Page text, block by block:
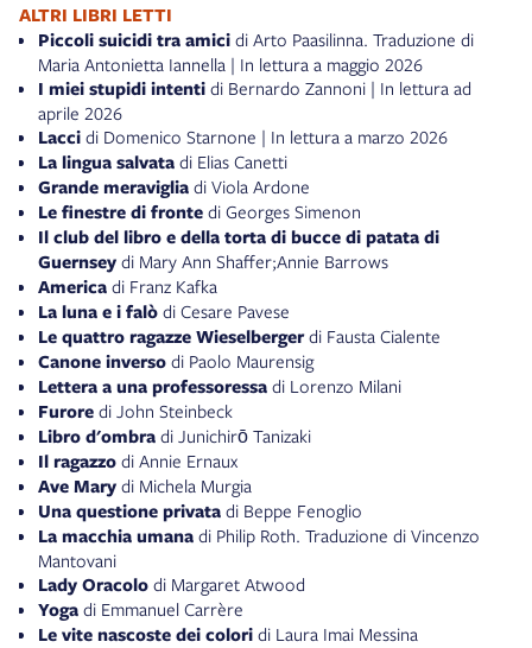
ALTRI LIBRI LETTI
Piccoli suicidi tra amici di Arto Paasilinna. Traduzione di
Maria Antonietta Iannella | In lettura a maggio 2026
I miei stupidi intenti di Bernardo Zannoni | In lettura ad
aprile 2026
Lacci di Domenico Starnone | In lettura a marzo 2026
La lingua salvata di Elias Canetti
Grande meraviglia di Viola Ardone
Le finestre di fronte di Georges Simenon
Il club del libro e della torta di bucce di patata di
Guernsey di Mary Ann Shaffer;Annie Barrows
America di Franz Kafka
La luna e i falò di Cesare Pavese
Le quattro ragazze Wieselbergerdi Fausta Cialente
Canone inverso di Paolo Maurensig
Lettera a una professoressa di Lorenzo Milani
Furore di John Steinbeck
Libro d'ombra di Junichirō Tanizaki
Il ragazzo di Annie Ernaux
Ave Mary di Michela Murgia
Una questione privata di Beppe Fenoglio
La macchia umana di Philip Roth. Traduzione di Vincenzo
Mantovani
Lady Oracolo di Margaret Atwood
Yoga di Emmanuel Carrère
Le vite nascoste dei colori di Laura Imai Messina